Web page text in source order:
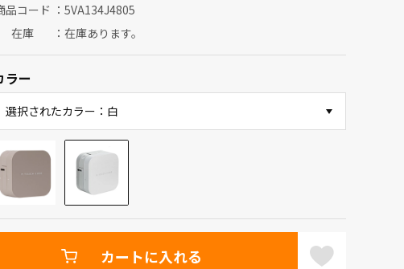
品コード
5VA134J4805
在庫
在庫あります。
ラー
選択されたカラー：白
カートに入れる